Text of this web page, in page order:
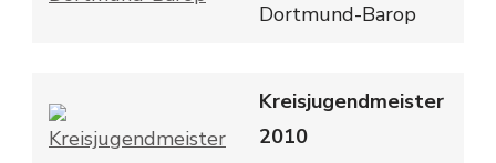
Dortmund-Barop
Kreisjugendmeister
2010